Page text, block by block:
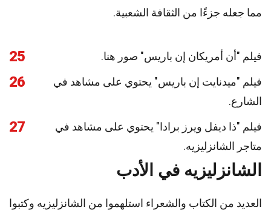
مما جعله جزءًا من الثقافة الشعبية.
25 فيلم "أن أمريكان إن باريس" صور هنا.
26
فيلم "ميدنايت إن باريس" يحتوي على مشاهد في
الشارع.
27
فيلم "ذا ديفل ويرز برادا" يحتوي على مشاهد في
متاجر الشانزليزيه.
الشانزليزيه في الأدب
العديد من الكتاب والشعراء استلهموا من الشانزليزيه وكتبوا